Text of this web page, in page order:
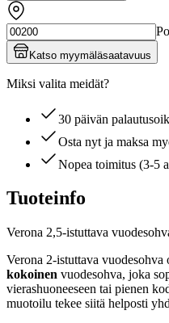
Katso myymäläsaatavuus
Miksi valita meidät?
30 päivän
Osta nyt ja maksa
Nopea toimitus (3-5
Tuoteinfo
Verona 2,5-istuttava
Verona 2-istuttava vuodesohva
kokoinen vuodesohva, joka
vierashuoneeseen tai pienen
muotoilu tekee siitä helposti